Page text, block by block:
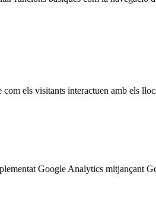
els visitants interactuen amb els
Google Analytics mitjançant